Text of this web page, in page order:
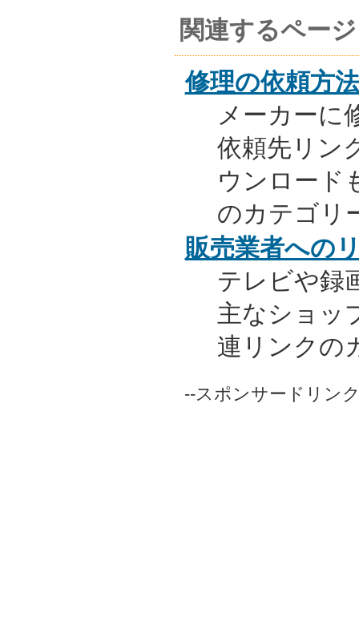
関連するページ
修理の依頼方法
メーカーに
依頼先リン
ウンロード
のカテゴリ
販売業者への
テレビや録
主なショッ
連リンクの
--スポンサードリン